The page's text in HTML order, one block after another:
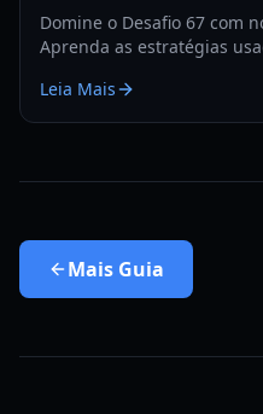
Domine o Desafio 67 com
Aprenda as estratégias
Leia Mais
Mais Guia